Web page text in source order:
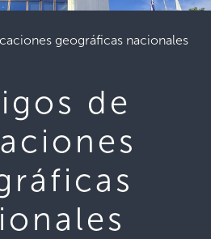
geográficas nacionales
de